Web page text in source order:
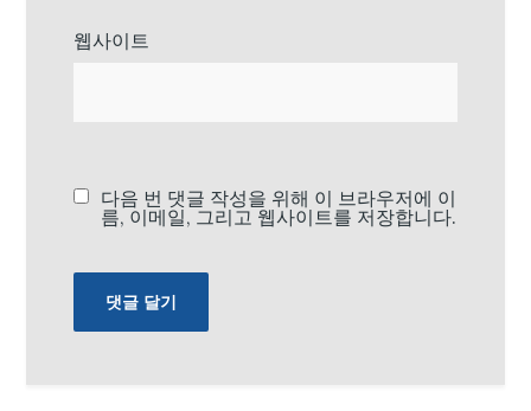
웹사이트
다음 번 댓글 작성을 위해 이 브라우저에 이
름, 이메일, 그리고 웹사이트를 저장합니다.